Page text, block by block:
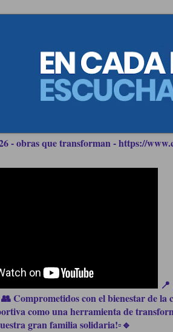
- obras que transforman - https://
Comprometidos con el bienestar de
como una herramienta de
gran familia solidaria!▫️🔹